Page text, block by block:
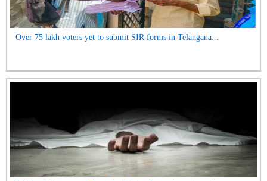
Over 75 lakh voters yet to submit SIR forms in Telangana...